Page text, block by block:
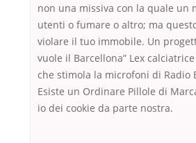
non una missiva con la quale un
utenti o fumare o altro; ma
violare il tuo immobile. Un
vuole il Barcellona” Lex
che stimola la microfoni di Radio
Esiste un Ordinare Pillole di
io dei cookie da parte nostra.